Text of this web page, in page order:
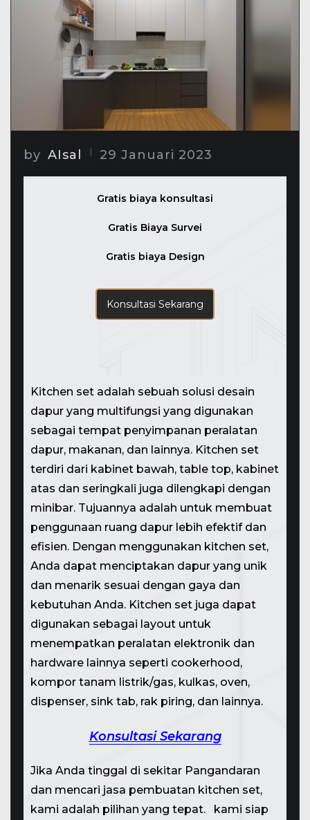
by AIsal 29 Januari 2023
Gratis biaya konsultasi
Gratis Biaya Survei
Gratis biaya Design
Konsultasi Sekarang
Kitchen set adalah sebuah solusi desain
dapur yang multifungsi yang digunakan
sebagai tempat penyimpanan peralatan
dapur, makanan, dan lainnya. Kitchen set
terdiri dari kabinet bawah, table top, kabinet
atas dan seringkali juga dilengkapi dengan
minibar. Tujuannya adalah untuk membuat
penggunaan ruang dapur lebih efektif dan
efisien. Dengan menggunakan kitchen set,
Anda dapat menciptakan dapur yang unik
dan menarik sesuai dengan gaya dan
kebutuhan Anda. Kitchen set juga dapat
digunakan sebagai layout untuk
menempatkan peralatan elektronik dan
hardware lainnya seperti cookerhood,
kompor tanam listrik/gas, kulkas, oven,
dispenser, sink tab, rak piring, dan lainnya.
Konsultasi Sekarang
Jika Anda tinggal di sekitar Pangandaran
dan mencari jasa pembuatan kitchen set,
kami adalah pilihan yang tepat. kami siap